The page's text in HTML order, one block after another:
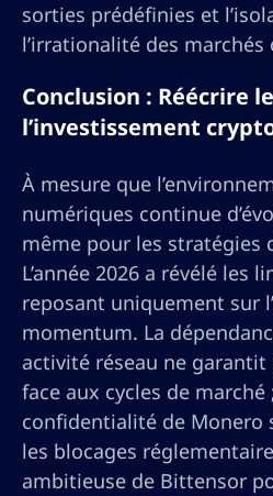
sorties prédéfinies et
l’irrationalité des marchés
Conclusion : Réécrire
l’investissement
À mesure que
numériques continue
même pour les stratégies
L’année 2026 a révélé les
reposant uniquement sur
momentum. La
activité réseau ne
face aux cycles de
confidentialité de Monero
les blocages
ambitieuse de Bittensor